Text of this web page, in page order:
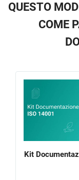
QUESTO
COME
Kit